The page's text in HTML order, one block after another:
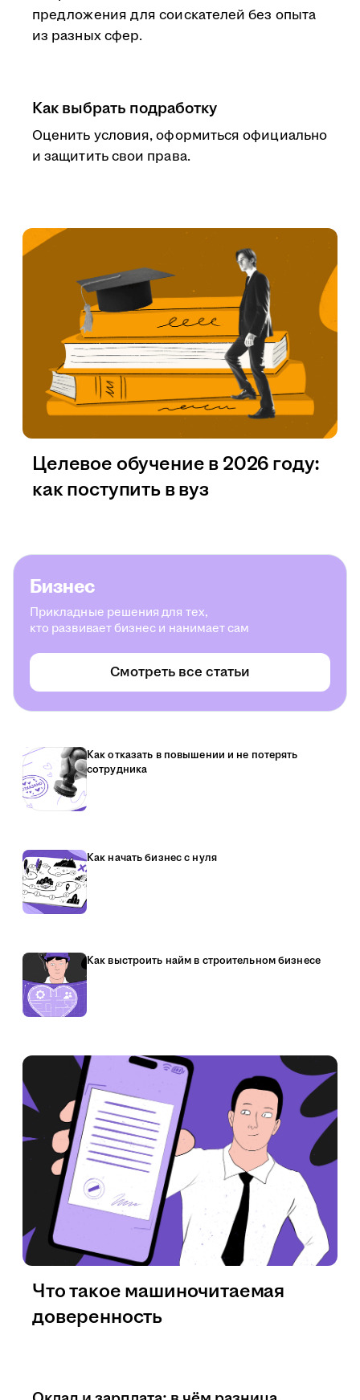
предложения для соискателей без опыта
из разных сфер.
Как выбрать подработку
Оценить условия, оформиться официально
и защитить свои права.
Целевое обучение в 2026 году:
как поступить в вуз
Бизнес
Прикладные решения для тех,
кто развивает бизнес и нанимает сам
Смотреть все статьи
Как отказать в повышении и не потерять
сотрудника
Как начать бизнес с нуля
Как выстроить найм в строительном бизнесе
Что такое машиночитаемая
доверенность